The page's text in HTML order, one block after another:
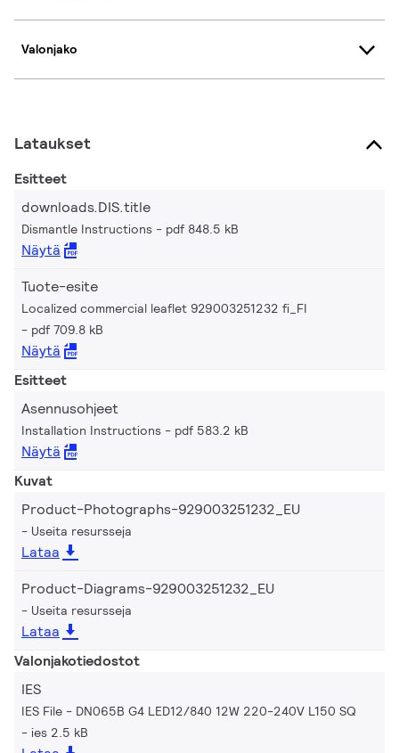
Valonjako
Lataukset
Esitteet
downloads.DIS.title
Dismantle Instructions pdf 848.5 kB
Näytä
Tuote-esite
Localized commercial leaflet 929003251232 fi_FI
pdf 709.8 kB
Näytä
Esitteet
Asennusohjeet
Installation Instructions pdf 583.2 kB
Näytä
Kuvat
Product-Photographs-929003251232_EU
Useita resursseja
Lataa
Product-Diagrams-929003251232_EU
Useita resursseja
Lataa
Valonjakotiedostot
IES
IES File - DN065B G4 LED12/840 12W 220-240V L150 SQ
ies 2.5 kB